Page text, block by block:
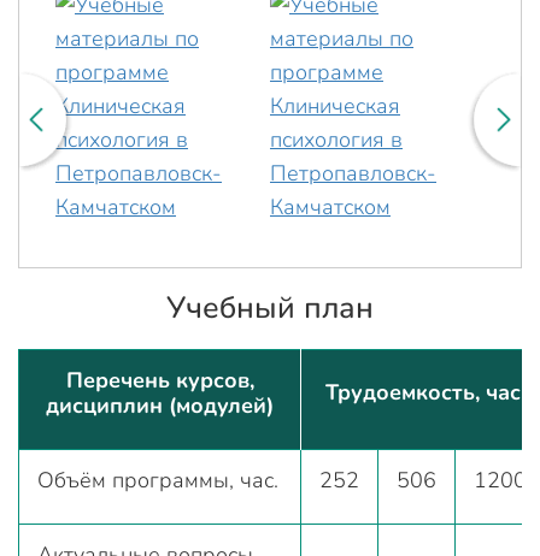
Учебный план
Перечень курсов,
дисциплин (модулей)
Трудоемкость, час
Объём программы, час. 252 506 1200